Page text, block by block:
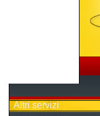
Altri servizi